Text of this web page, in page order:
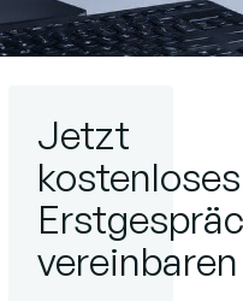
Jetzt
kostenloses
vereinbaren